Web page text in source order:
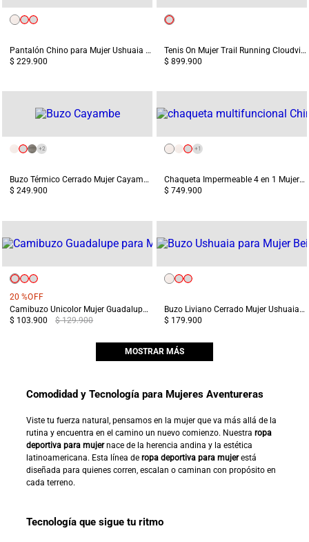
Pantalón Chino para Mujer Ushuaia Blanco
$ 229.900
Tenis On Mujer Trail Running Cloudvista 2 Blanco/Café
$ 899.900
+2
Buzo Térmico Cerrado Mujer Cayambe Blanco
$ 249.900
+1
Chaqueta Impermeable 4 en 1 Mujer Chingaza Beige
$ 749.900
20 %OFF
Camibuzo Unicolor Mujer Guadalupe Blanca
$ 103.900
$ 129.900
Buzo Liviano Cerrado Mujer Ushuaia Blanco
$ 179.900
MOSTRAR MÁS
Comodidad y Tecnología para Mujeres Aventureras
Viste tu fuerza natural, pensamos en la mujer que va más allá de la
rutina y encuentra en el camino un nuevo comienzo. Nuestra ropa
deportiva para mujernace de la herencia andina y la estética
latinoamericana. Esta línea de ropa deportiva para mujerestá
diseñada para quienes corren, escalan o caminan con propósito en
cada terreno.
Tecnología que sigue tu ritmo